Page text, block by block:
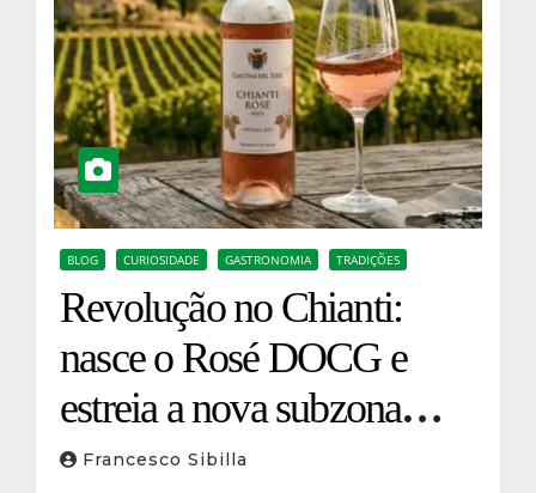
BLOG CURIOSIDADE GASTRONOMIA TRADIÇÕES
Revolução no Chianti:
nasce o Rosé DOCG e
estreia a nova subzona
Terre di Vinci
Francesco Sibilla